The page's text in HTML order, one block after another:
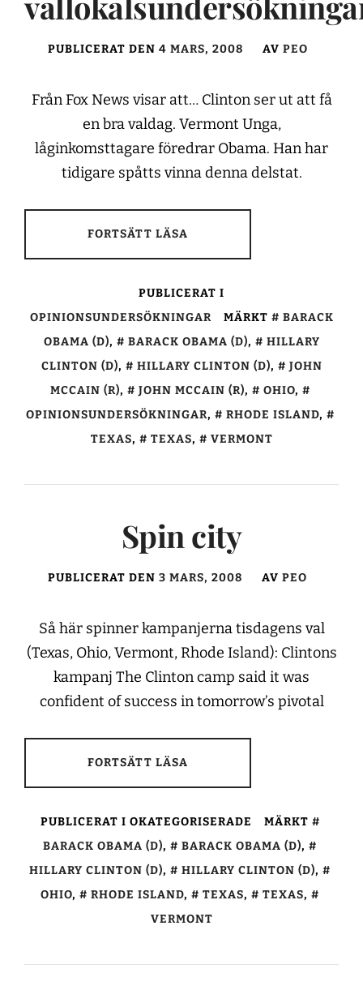
PUBLICERAT DEN 4 MARS, 2008 AV PEO
Från Fox News visar att… Clinton ser ut att få
en bra valdag. Vermont Unga,
låginkomsttagare föredrar Obama. Han har
tidigare spåtts vinna denna delstat.
FORTSÄTT LÄSA
PUBLICERAT I
OPINIONSUNDERSÖKNINGAR
MÄRKT
BARACK
OBAMA (D), BARACK OBAMA (D),
HILLARY
CLINTON (D), HILLARY CLINTON (D),
JOHN
MCCAIN (R), JOHN MCCAIN (R), OHIO,
OPINIONSUNDERSÖKNINGAR, RHODE ISLAND,
TEXAS, TEXAS, VERMONT
Spin city
PUBLICERAT DEN 3 MARS, 2008 AV PEO
Så här spinner kampanjerna tisdagens val
(Texas, Ohio, Vermont, Rhode Island): Clintons
kampanj The Clinton camp said it was
confident of success in tomorrow’s pivotal
FORTSÄTT LÄSA
PUBLICERAT I OKATEGORISERADE
MÄRKT
BARACK OBAMA (D), BARACK OBAMA (D),
HILLARY CLINTON (D), HILLARY CLINTON (D),
OHIO, RHODE ISLAND, TEXAS, TEXAS,
VERMONT